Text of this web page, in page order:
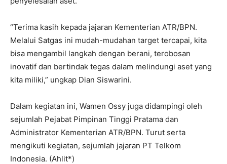
‎“Terima kasih kepada jajaran Kementerian ATR/BPN.
Melalui Satgas ini mudah-mudahan target tercapai, kita
bisa mengambil langkah dengan berani, terobosan
inovatif dan bertindak tegas dalam melindungi aset yang
kita miliki,” ungkap Dian Siswarini.
‎Dalam kegiatan ini, Wamen Ossy juga didampingi oleh
sejumlah Pejabat Pimpinan Tinggi Pratama dan
Administrator Kementerian ATR/BPN. Turut serta
mengikuti kegiatan, sejumlah jajaran PT Telkom
Indonesia. (Ahlit*)